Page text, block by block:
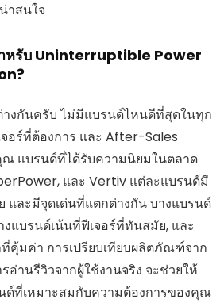
าสนใจ
หรับ Uninterruptible Power
งกันครับ ไม่มีแบรนด์ไหนดีที่สุดในทุก
อร์ที่ต้องการ และ After-Sales
แบรนด์ที่ได้รับความนิยมในตลาด
และ Vertiv แต่ละแบรนด์มี
ละมีจุดเด่นที่แตกต่างกัน บางแบรนด์
แบรนด์เน้นที่ฟีเจอร์ที่ทันสมัย, และ
คุ้มค่า การเปรียบเทียบผลิตภัณฑ์จาก
อ่านรีวิวจากผู้ใช้งานจริง จะช่วยให้
ด์ที่เหมาะสมกับความต้องการของคุณ